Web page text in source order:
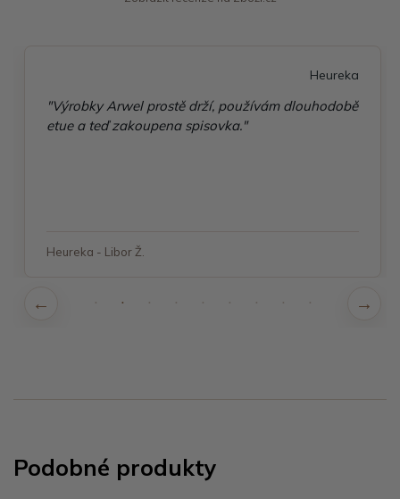
Heureka
"Výrobky Arwel prostě drží, používám dlouhodobě
etue a teď zakoupena spisovka."
Heureka - Libor Ž.
Podobné produkty